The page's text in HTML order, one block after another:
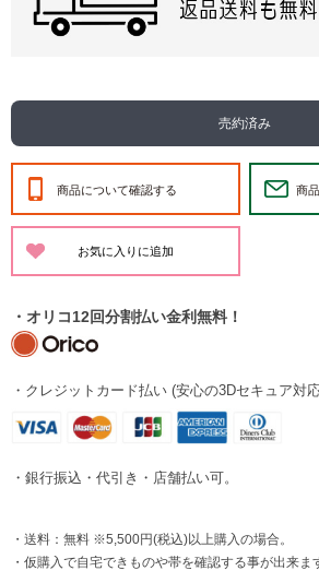
売約済み
商品について確認する 商
・オリコ12回分割払い金利無料！
・クレジットカード払い (安心の3Dセキュア対
・銀行振込・代引き・店舗払い可。
・送料：無料 ※5,500円(税込)以上購入の場合。
・仮購入で自宅できものや帯を確認する事が出来ま